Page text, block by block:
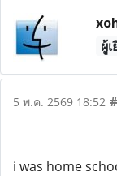
ผู้
5 พ.ค. 2569 18:52
i was home